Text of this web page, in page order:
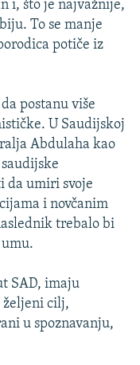
i, što je najvažnije,
To se manje
potiče iz
postanu više
U Saudijskoj
Abdulaha kao
da umiri svoje
i novčanim
trebalo bi
SAD, imaju
željeni cilj,
u spoznavanju,